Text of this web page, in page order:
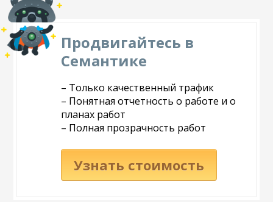
Продвигайтесь в
Семантике
– Только качественный трафик
– Понятная отчетность о работе и о
планах работ
– Полная прозрачность работ
Узнать стоимость